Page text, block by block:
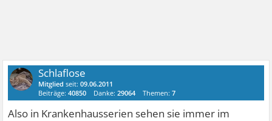
Schlaflose
Mitglied seit:09.06.2011
Beiträge:40850 Danke:29064 Themen:7
Also in Krankenhausserien sehen sie immer im